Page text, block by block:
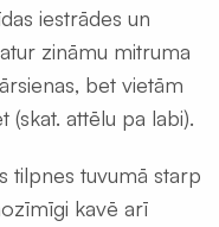
iestrādes un
zināmu mitruma
bet vietām
(skat. attēlu pa labi).
tilpnes tuvumā starp
kavē arī